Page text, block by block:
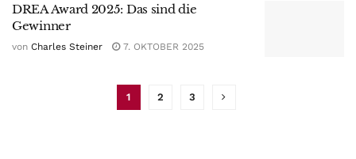
DREA Award 2025: Das sind die
Gewinner
von Charles Steiner 7. OKTOBER 2025
1 2 3